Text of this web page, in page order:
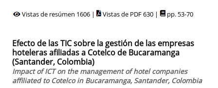
Vistas de resúmen 1606 | Vistas de PDF 630 | pp. 53-70
Efecto de las TIC sobre la gestión de las empresas
hoteleras afiliadas a Cotelco de Bucaramanga
(Santander, Colombia)
Impact of ICT on the management of hotel companies
affiliated to Cotelco in Bucaramanga, Santander, Colombia